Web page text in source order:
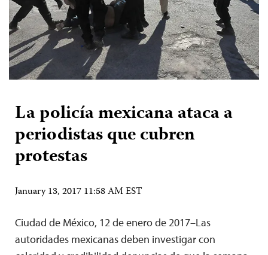
La policía mexicana ataca a
periodistas que cubren
protestas
January 13, 2017 11:58 AM EST
Ciudad de México, 12 de enero de 2017–Las
autoridades mexicanas deben investigar con